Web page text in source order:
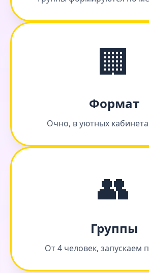
🏢
Формат
Очно, в уютных
👥
Группы
От 4 человек, запускаем